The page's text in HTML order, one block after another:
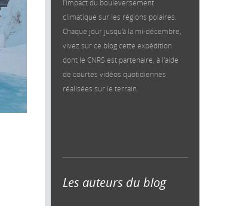
l’impact du bouleversement
climatique sur les régions polaires.
Chaque jour jusqu'à la mi-décembre,
vivez sur ce blog cette expédition
dont le CNRS est partenaire, à l'aide
de courtes vidéos quotidiennes
réalisées sur le terrain.
Les auteurs du blog